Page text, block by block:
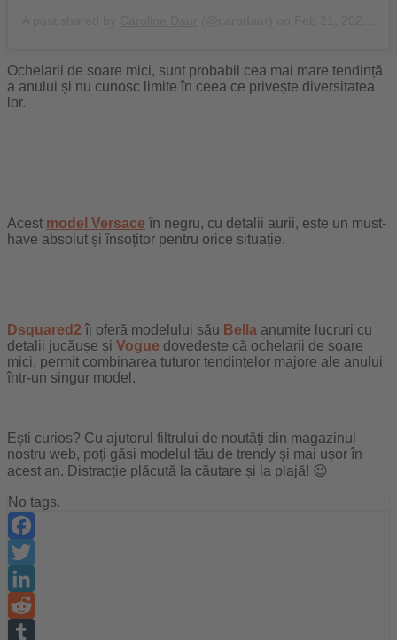
Ochelarii de soare mici, sunt probabil cea mai mare tendință
a anului și nu cunosc limite în ceea ce privește diversitatea
lor.
Acest model Versace în negru, cu detalii aurii, este un must-
have absolut și însoțitor pentru orice situație.
Dsquared2 îi oferă modelului său Bella anumite lucruri cu
detalii jucăușe și Vogue dovedește că ochelarii de soare
mici, permit combinarea tuturor tendințelor majore ale anului
într-un singur model.
Ești curios? Cu ajutorul filtrului de noutăți din magazinul
nostru web, poți găsi modelul tău de trendy și mai ușor în
acest an. Distracție plăcută la căutare și la plajă! 😉
No tags.
Facebook
Twitter
LinkedIn
Reddit